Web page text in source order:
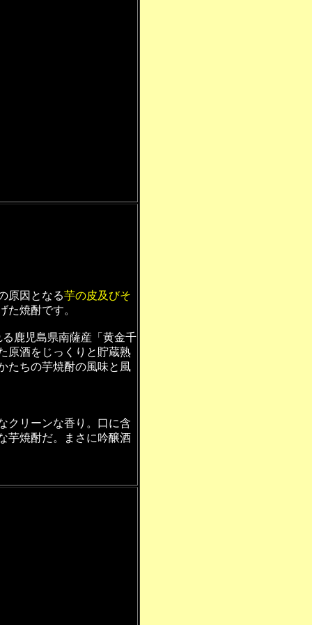
原因となる芋の皮及びそ
た焼酎です。
鹿児島県南薩産「黄金千
原酒をじっくりと貯蔵熟
たちの芋焼酎の風味と風
クリーンな香り。口に含
芋焼酎だ。まさに吟醸酒